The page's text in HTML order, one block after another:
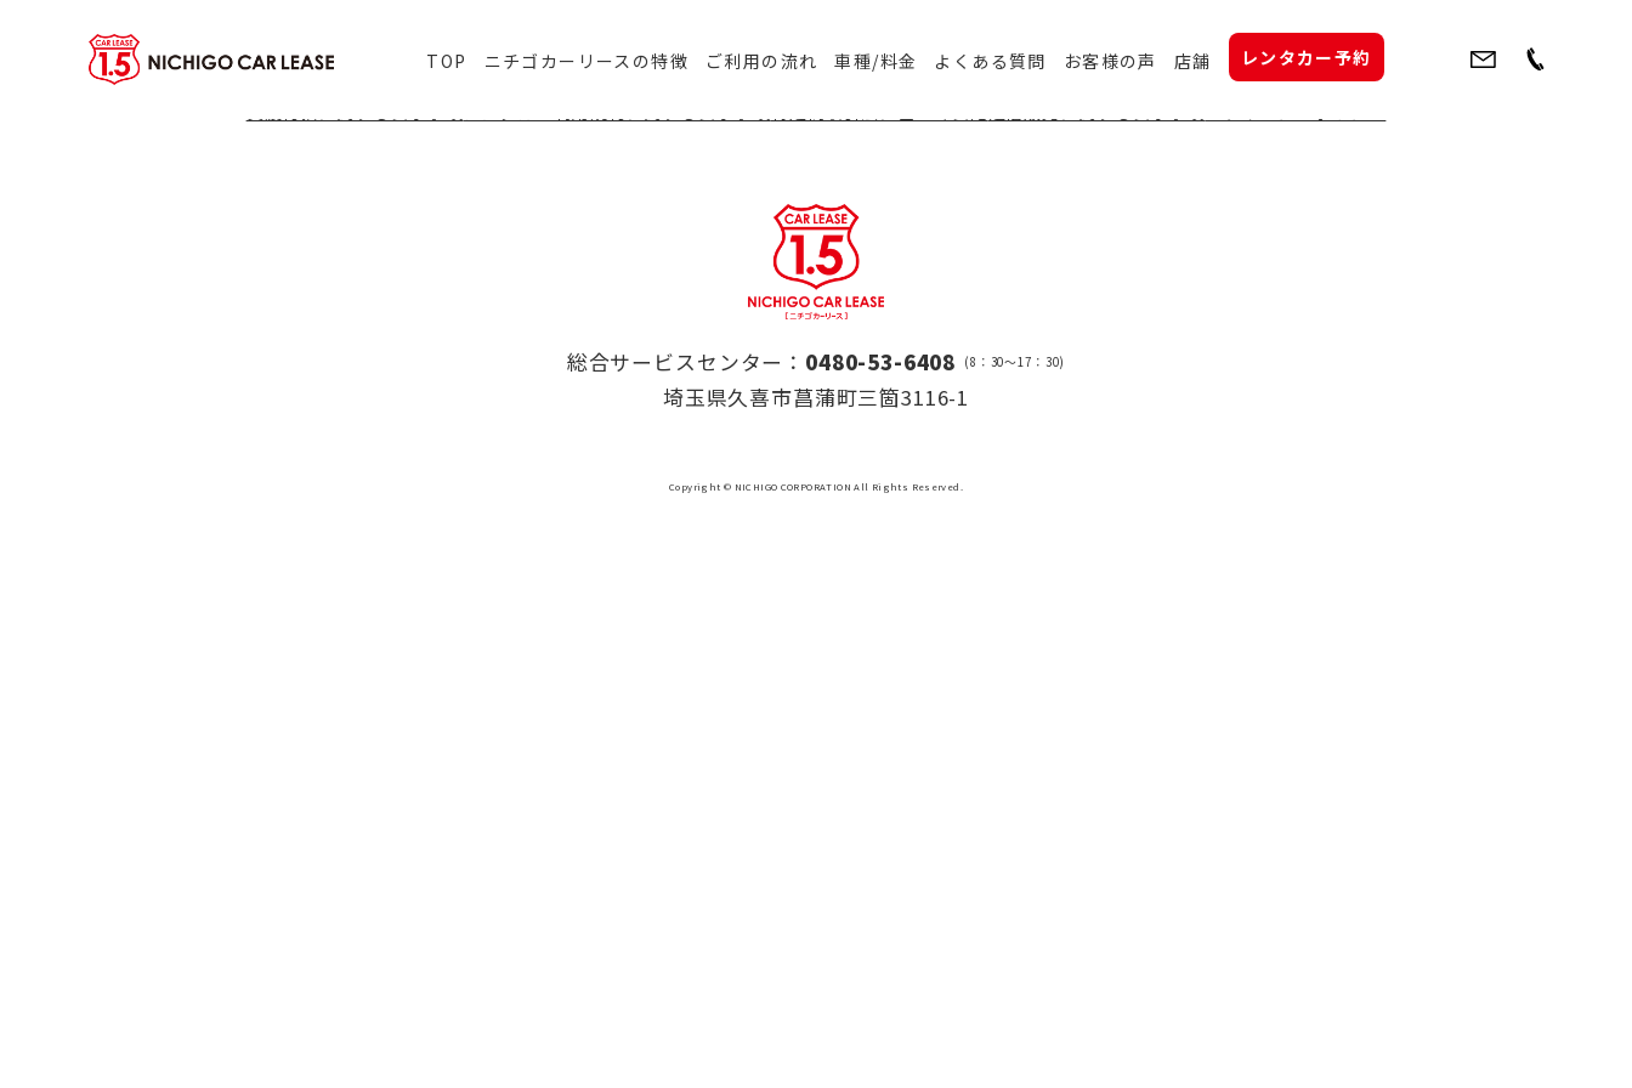
TOP ニチゴカーリースの特徴 ご利用の流れ 車種/料金 よくある質問 お客様の声 店舗 レンタカー予約
総合サービスセンター： 0480-53-6408 (8：30～17：30)
埼玉県久喜市菖蒲町三箇3116-1
Copyright © NICHIGO CORPORATION All Rights Reserved.